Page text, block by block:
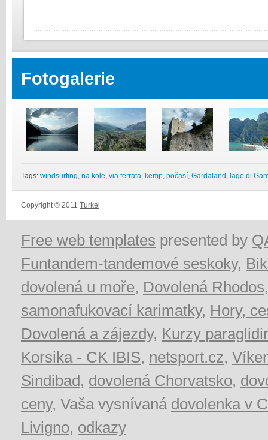
Fotogalerie
Tags: windsurfing na kole via ferrata kemp počasí Gardaland lago di
Copyright © 2011 Turkej
Free web templates presented by
Funtandem-tandemové seskoky,
dovolená u moře, Dovolená Rhodos
samonafukovací karimatky, Hory,
Dovolená a zájezdy, Kurzy
Korsika - CK IBIS, netsport.cz,
Sindibad, dovolená Chorvatsko,
ceny, Vaša vysnívaná dovolenka v
Livigno, odkazy